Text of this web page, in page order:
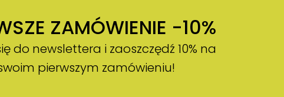
ZAMÓWIENIE -10%
do newslettera i zaoszczędź 10% na
pierwszym zamówieniu!